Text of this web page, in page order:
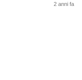
2 anni fa